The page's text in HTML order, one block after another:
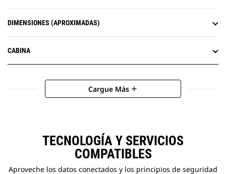
DIMENSIONES (APROXIMADAS)
CABINA
Cargue Más add
TECNOLOGÍA Y SERVICIOS
COMPATIBLES
Aproveche los datos conectados y los principios de seguridad